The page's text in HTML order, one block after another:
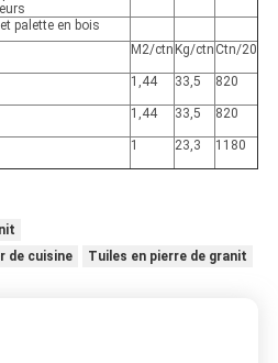
palette en bois
M2/ctn Kg/ctn Ctn/20
1,44 33,5 820
1,44 33,5 820
1 23,3 1180
de cuisine
Tuiles en pierre de granit